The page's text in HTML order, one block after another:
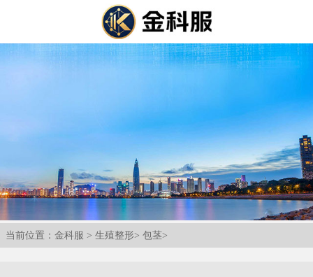
当前位置： 金科服 > 生殖整形> 包茎>